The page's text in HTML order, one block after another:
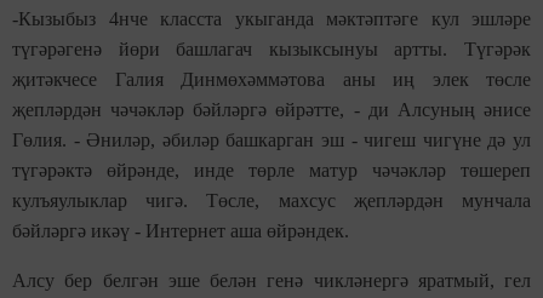
-Кызыбыз 4нче класста укыганда мәктәптәге кул эшләре
түгәрәгенә йөри башлагач кызыксынуы артты. Түгәрәк
җитәкчесе Галия Динмөхәммәтова аны иң элек төсле
җепләрдән чәчәкләр бәйләргә өйрәтте, - ди Алсуның әнисе
Гөлия. - Әниләр, әбиләр башкарган эш - чигеш чигүне дә ул
түгәрәктә өйрәнде, инде төрле матур чәчәкләр төшереп
кулъяулыклар чигә. Төсле, махсус җепләрдән мунчала
бәйләргә икәү - Интернет аша өйрәндек.
Алсу бер белгән эше белән генә чикләнергә яратмый, гел